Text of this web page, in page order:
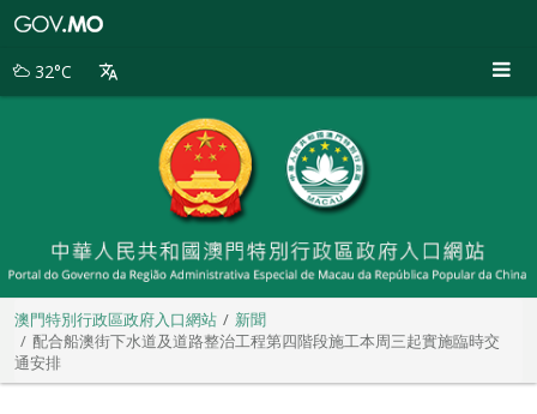
別
32°C
澳門特別行政區政府入口網站
新聞
配合船澳街下水道及道路整治工程第四階段施工本周三起實施臨時交
通安排